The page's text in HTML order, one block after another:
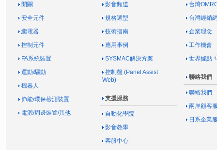
開關
安全元件
繼電器
控制元件
FA系統裝置
運動/驅動
機器人
節能/環保檢測裝置
電源/周邊裝置/其他
影音頻道
規格選型
技術指南
應用事例
SYSMAC解決方案
控制盤 (Panel Assist
Web)
支援服務
自動化學院
影音教學
客服中心
台灣
台灣經銷
企業理念
工作機會
世界據點
聯絡我們
聯絡我們
兩岸顧客
日系企業